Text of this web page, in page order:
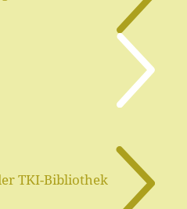
TKI-Bibliothek